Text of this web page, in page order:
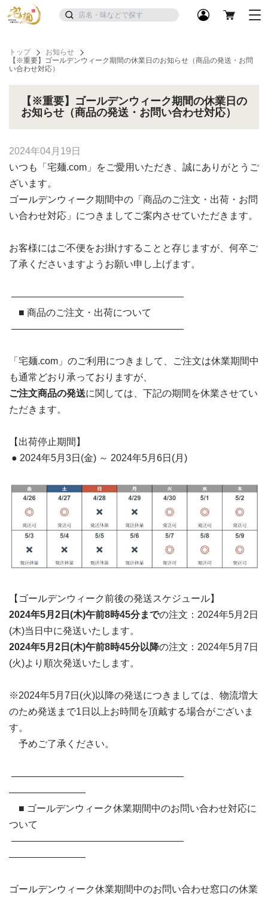
トップ
お知らせ
【※重要】ゴールデンウィーク期間の休業日のお知らせ（商品の発送・お問
い合わせ対応）
【※重要】ゴールデンウィーク期間の休業日の
お知らせ（商品の発送・お問い合わせ対応）
2024年04月19日
いつも「宅麺.com」をご愛用いただき、誠にありがとうご
ざいます。
ゴールデンウィーク期間中の「商品のご注文・出荷・お問
い合わせ対応」につきましてご案内させていただきます。
お客様にはご不便をお掛けすることと存じますが、何卒ご
了承くださいますようお願い申し上げます。
――――――――――――――――――
■ 商品のご注文・出荷について
――――――――――――――――――
「宅麺.com」のご利用につきまして、ご注文は休業期間中
も通常どおり承っておりますが、
ご注文商品の発送に関しては、下記の期間を休業させてい
ただきます。
【出荷停止期間】
● 2024年5月3日(金) ～ 2024年5月6日(月)
【ゴールデンウィーク前後の発送スケジュール】
2024年5月2日(木)午前8時45分までの注文：2024年5月2日
(木)当日中に発送いたします。
2024年5月2 日(木)午前8時45分以降の注文：2024年5月7日
(火)より順次発送いたします。
※2024年5月7日(火)以降の発送につきましては、物流増大
のため発送まで1日以上お時間を頂戴する場合がございま
す。
予めご了承ください。
――――――――――――――――――
――――――――
■ ゴールデンウィーク休業期間中のお問い合わせ対応に
ついて
――――――――――――――――――
――――――――
ゴールデンウィーク休業期間中のお問い合わせ窓口の休業